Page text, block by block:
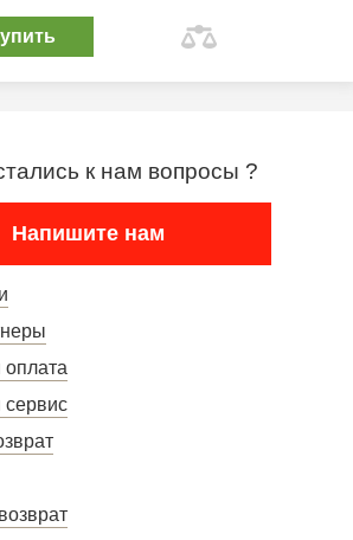
к нам вопросы ?
Напишите нам
оплата
сервис